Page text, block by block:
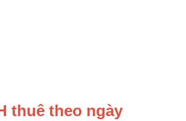
thuê theo ngày